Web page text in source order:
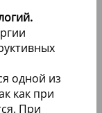
одной из
как при
При